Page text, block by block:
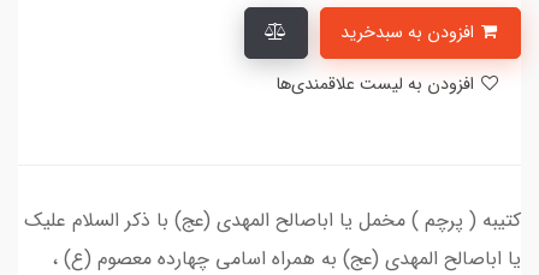
کتیبه ( پرچم ) مخمل یا اباصالح المهدی (عج) با ذکر السلام علیک
یا اباصالح المهدی (عج) به همراه اسامی چهارده معصوم (ع) ،